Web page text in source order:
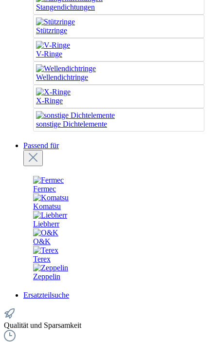
Stangendichtungen
Stützringe
V-Ringe
Wellendichtringe
X-Ringe
sonstige Dichtelemente
Passend für
Fermec
Komatsu
Liebherr
O&K
Terex
Zeppelin
Ersatzteilsuche
Qualität und Sparsamkeit